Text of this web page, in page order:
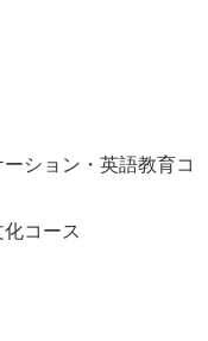
ション・英語教育コ
コース